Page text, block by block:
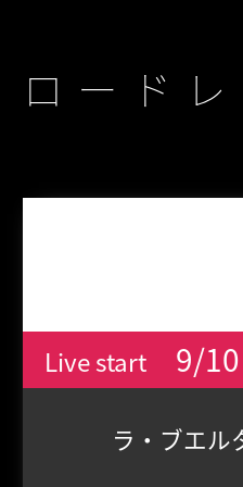
ロード
Live start 9/10
ラ・ブエル